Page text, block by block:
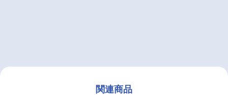
関連商品